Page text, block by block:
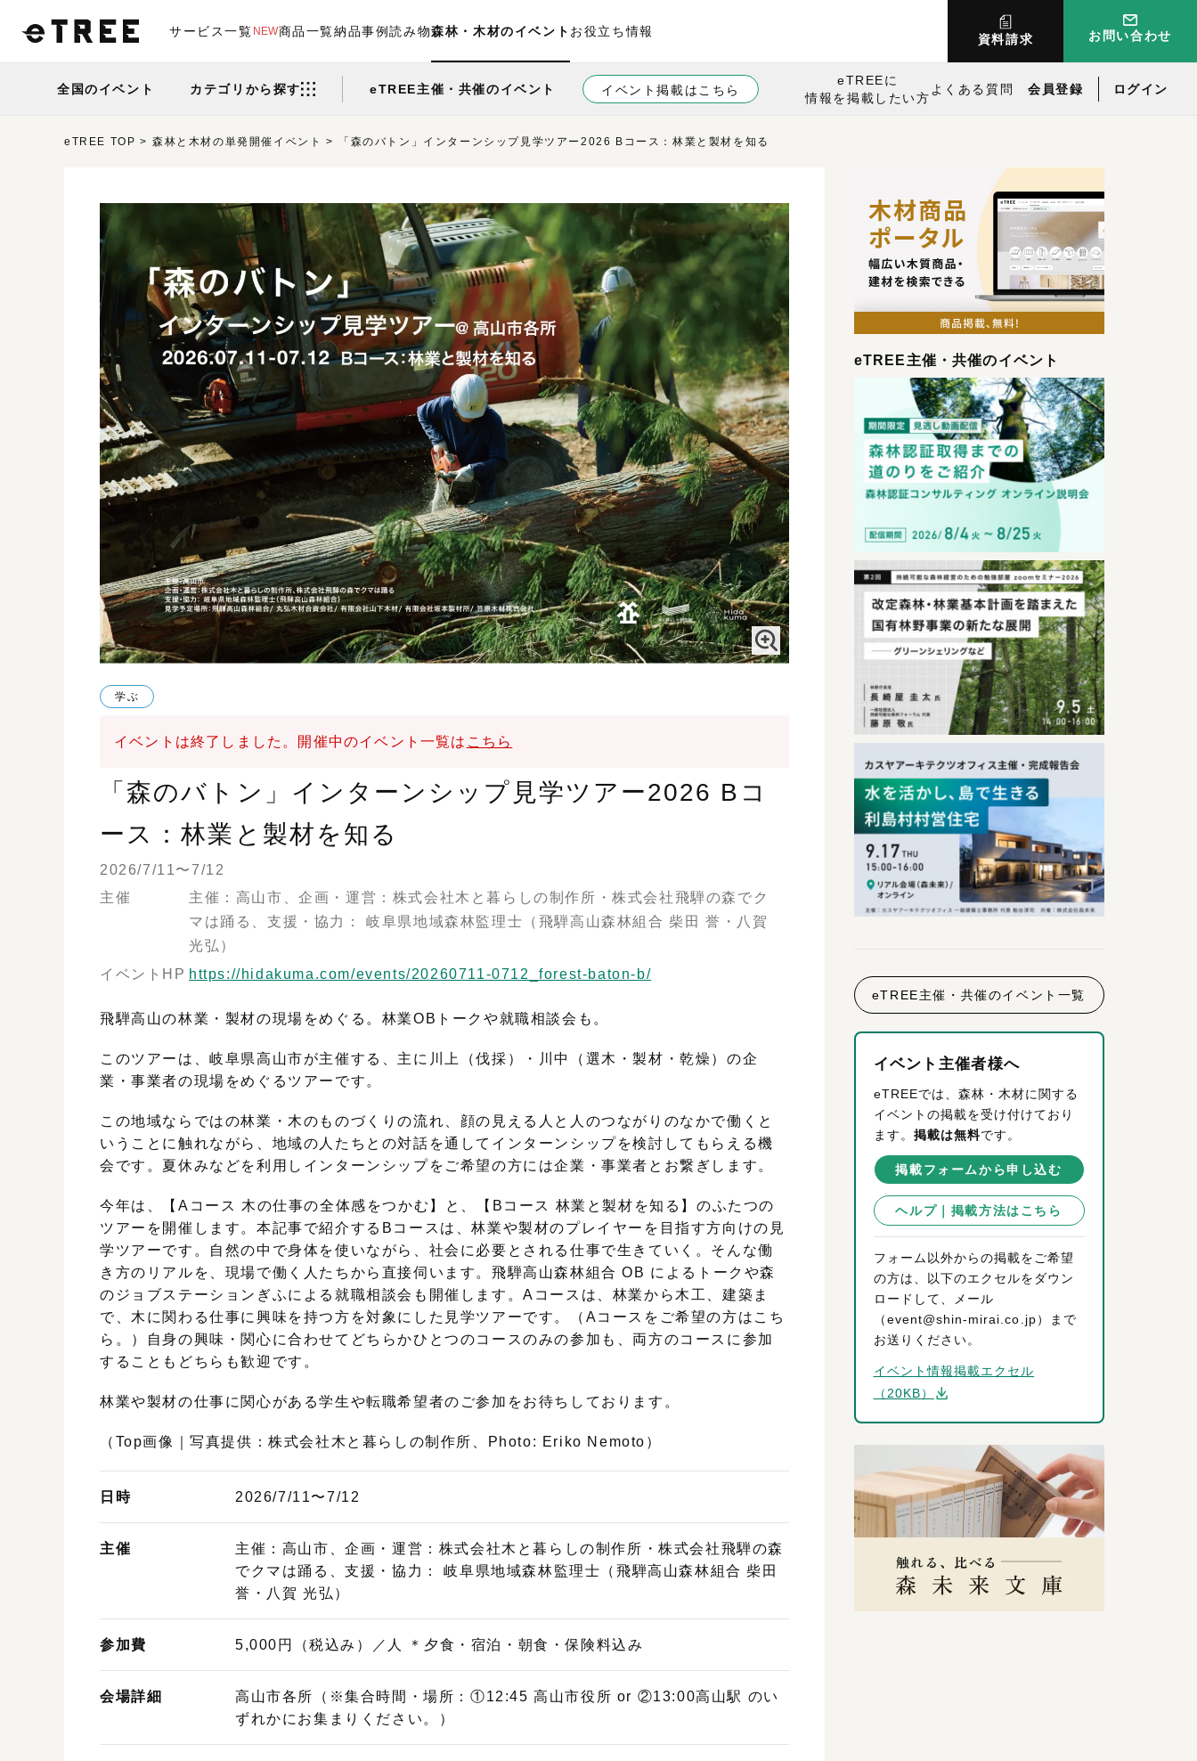
サービス一覧 NEW商品一覧納品事例読み物森林・木材のイベント お役立ち情報
資料請求 お問い合わせ
全国のイベント カテゴリから探す eTREE主催・共催のイベント イベント掲載はこちら
eTREEに
情報を掲載したい方
よくある質問 会員登録 ログイン
eTREE TOP 森林と木材の単発開催イベント 「森のバトン」インターンシップ見学ツアー2026 Bコース：林業と製材を知る
学ぶ
イベントは終了しました。 開催中のイベント一覧は こちら
「森のバトン」インターンシップ見学ツアー2026 Bコ
ース：林業と製材を知る
2026/7/11〜7/12
主催
主催：高山市、企画・運営：株式会社木と暮らしの制作所・株式会社飛騨の森でク
マは踊る、支援・協力： 岐阜県地域森林監理士（飛騨高山森林組合 柴田 誉・八賀
光弘）
イベントHP https://hidakuma.com/events/20260711-0712_forest-baton-b/
飛騨高山の林業・製材の現場をめぐる。林業OBトークや就職相談会も。
このツアーは、岐阜県高山市が主催する、主に川上（伐採）・川中（選木・製材・乾燥）の企
業・事業者の現場をめぐるツアーです。
この地域ならではの林業・木のものづくりの流れ、顔の見える人と人のつながりのなかで働くと
いうことに触れながら、地域の人たちとの対話を通してインターンシップを検討してもらえる機
会です。夏休みなどを利用しインターンシップをご希望の方には企業・事業者とお繋ぎします。
今年は、【Aコース 木の仕事の全体感をつかむ】と、【Bコース 林業と製材を知る】のふたつの
ツアーを開催します。本記事で紹介するBコースは、林業や製材のプレイヤーを目指す方向けの見
学ツアーです。自然の中で身体を使いながら、社会に必要とされる仕事で生きていく。そんな働
き方のリアルを、現場で働く人たちから直接伺います。飛騨高山森林組合 OB によるトークや森
のジョブステーションぎふによる就職相談会も開催します。Aコースは、林業から木工、建築ま
で、木に関わる仕事に興味を持つ方を対象にした見学ツアーです。（Aコースをご希望の方はこち
ら。）自身の興味・関心に合わせてどちらかひとつのコースのみの参加も、両方のコースに参加
することもどちらも歓迎です。
林業や製材の仕事に関心がある学生や転職希望者のご参加をお待ちしております。
（Top画像｜写真提供：株式会社木と暮らしの制作所、Photo: Eriko Nemoto）
日時 2026/7/11〜7/12
主催
主催：高山市、企画・運営：株式会社木と暮らしの制作所・株式会社飛騨の森
でクマは踊る、支援・協力： 岐阜県地域森林監理士（飛騨高山森林組合 柴田
誉・八賀 光弘）
参加費 5,000円（税込み）／人 ＊夕食・宿泊・朝食・保険料込み
会場詳細
高山市各所（※集合時間・場所：①12:45 高山市役所 or ②13:00高山駅 のい
ずれかにお集まりください。）
eTREE主催・共催のイベント
eTREE主催・共催のイベント一覧
イベント主催者様へ
eTREEでは、森林・木材に関する
イベントの掲載を受け付けており
ます。 掲載は無料です。
掲載フォームから申し込む
ヘルプ｜掲載方法はこちら
フォーム以外からの掲載をご希望
の方は、以下のエクセルをダウン
ロードして、メール
（event@shin-mirai.co.jp）まで
お送りください。
イベント情報掲載エクセル
（20KB）